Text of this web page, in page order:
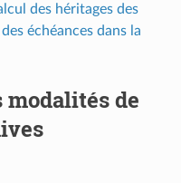
des héritages des
échéances dans la
de